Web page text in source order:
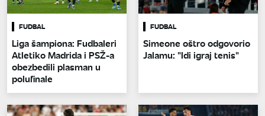
FUDBAL
Liga šampiona: Fudbaleri
Atletiko Madrida i PSŽ-a
obezbedili plasman u
polufinale
FUDBAL
Simeone oštro odgovorio
Jalamu: "Idi igraj tenis"